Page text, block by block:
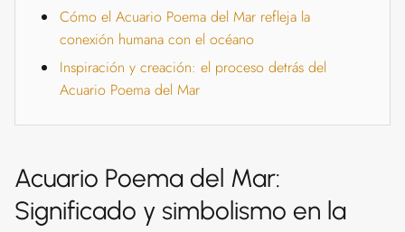
Cómo el Acuario Poema del Mar refleja la
conexión humana con el océano
Inspiración y creación: el proceso detrás del
Acuario Poema del Mar
Acuario Poema del Mar:
Significado y simbolismo en la